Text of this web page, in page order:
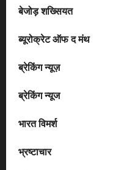
बेजोड़ शख्सियत
ब्यूरोक्रेट ऑफ द मंथ
ब्रेकिंग न्यूज़
ब्रेकिंग न्यूज
भारत विमर्श
भ्रष्टाचार